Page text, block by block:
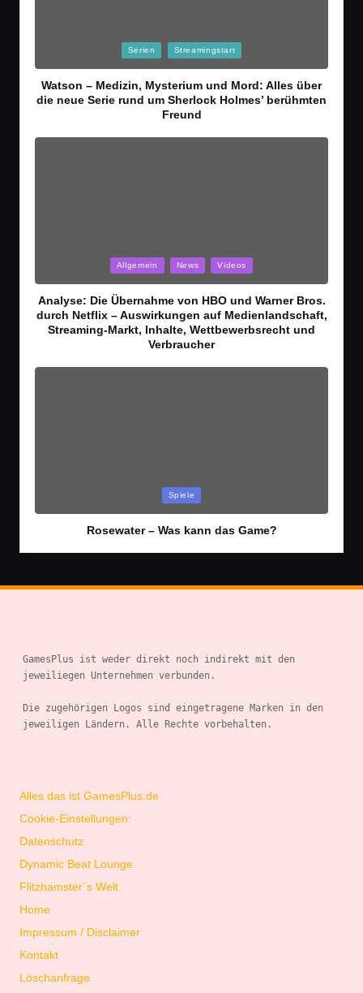
in
Serien Streamingstart
Watson – Medizin, Mysterium und Mord: Alles über
die neue Serie rund um Sherlock Holmes’ berühmten
Freund
in
Allgemein News Videos
Analyse: Die Übernahme von HBO und Warner Bros.
durch Netflix – Auswirkungen auf Medienlandschaft,
Streaming-Markt, Inhalte, Wettbewerbsrecht und
Verbraucher
in
Spiele
Rosewater – Was kann das Game?
GamesPlus ist weder direkt noch indirekt mit den
jeweiliegen Unternehmen verbunden.
Die zugehörigen Logos sind eingetragene Marken in den
jeweiligen Ländern. Alle Rechte vorbehalten.
Alles das ist GamesPlus.de
Cookie-Einstellungen:
Datenschutz
Dynamic Beat Lounge
Flitzhamster´s Welt
Home
Impressum / Disclaimer
Kontakt
Löschanfrage